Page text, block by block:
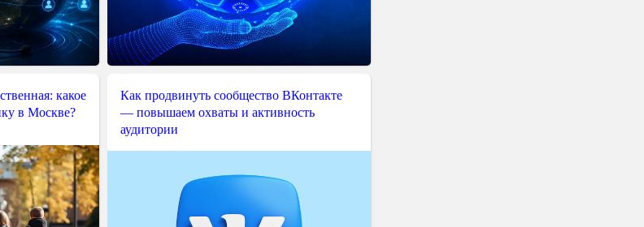
какое
в Москве?
Как продвинуть сообщество ВКонтакте
— повышаем охваты и активность
аудитории